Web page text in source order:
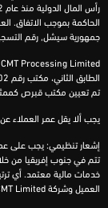
جمهورية سيشل, رقم التسجيل:
تم تعيين مكتب قبرص
يجب ألا يقل عمر العملاء عن 18 عاماً لاستخدام خدمات CMTrading
خدمات مالية معتمد. أي
العميل وشركة GCMT Limited، الواقعة والمسجلة أصولاً في سيشيل